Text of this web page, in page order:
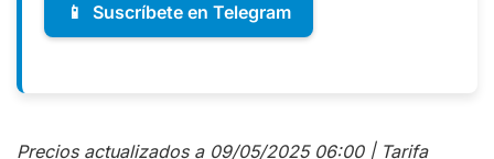
📱 Suscríbete en Telegram
Precios actualizados a 09/05/2025 06:00 | Tarifa